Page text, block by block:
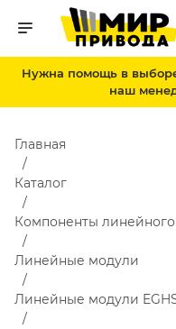
Нужна помощь в
наш
Главная
Каталог
Компоненты
Линейные модули
Линейные модули